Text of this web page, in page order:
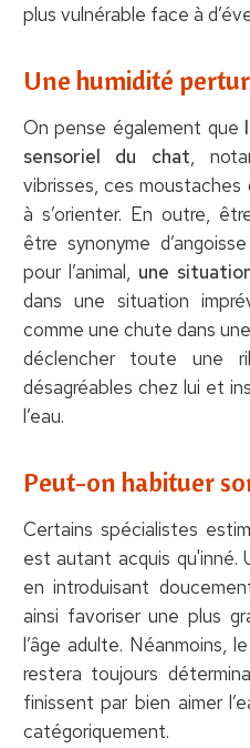
plus vulnérable face à
Une humidité
On pense également que
sensoriel du chat,
vibrisses, ces
à s’orienter. En outre,
être synonyme
pour l’animal, une
dans une situation
comme une chute dans
déclencher toute une
désagréables chez lui et
l’eau.
Peut-on habituer
Certains spécialistes
est autant acquis qu'inné.
en introduisant
ainsi favoriser une plus
l’âge adulte. Néanmoins,
restera toujours
finissent par bien aimer
catégoriquement.